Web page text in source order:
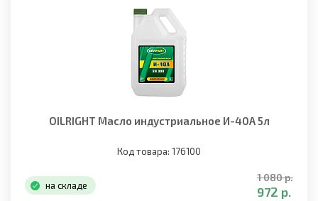
OILRIGHT Масло индустриальное И-40А 5л
Код товара: 176100
на складе
1 080 р.
972 р.